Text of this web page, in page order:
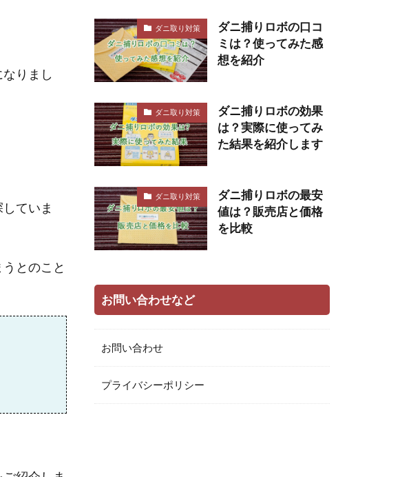
りまし
ていま
とのこと
ダニ取り対策
ダニ捕りロボの口コ
ミは？使ってみた感
想を紹介
ダニ取り対策
ダニ捕りロボの効果
は？実際に使ってみ
た結果を紹介します
ダニ取り対策
ダニ捕りロボの最安
値は？販売店と価格
を比較
お問い合わせなど
お問い合わせ
プライバシーポリシー